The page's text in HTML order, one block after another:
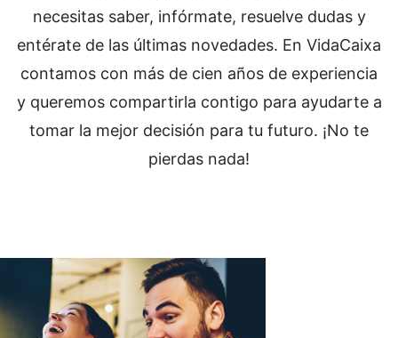
necesitas saber, infórmate, resuelve dudas y
entérate de las últimas novedades. En VidaCaixa
contamos con más de cien años de experiencia
y queremos compartirla contigo para ayudarte a
tomar la mejor decisión para tu futuro. ¡No te
pierdas nada!